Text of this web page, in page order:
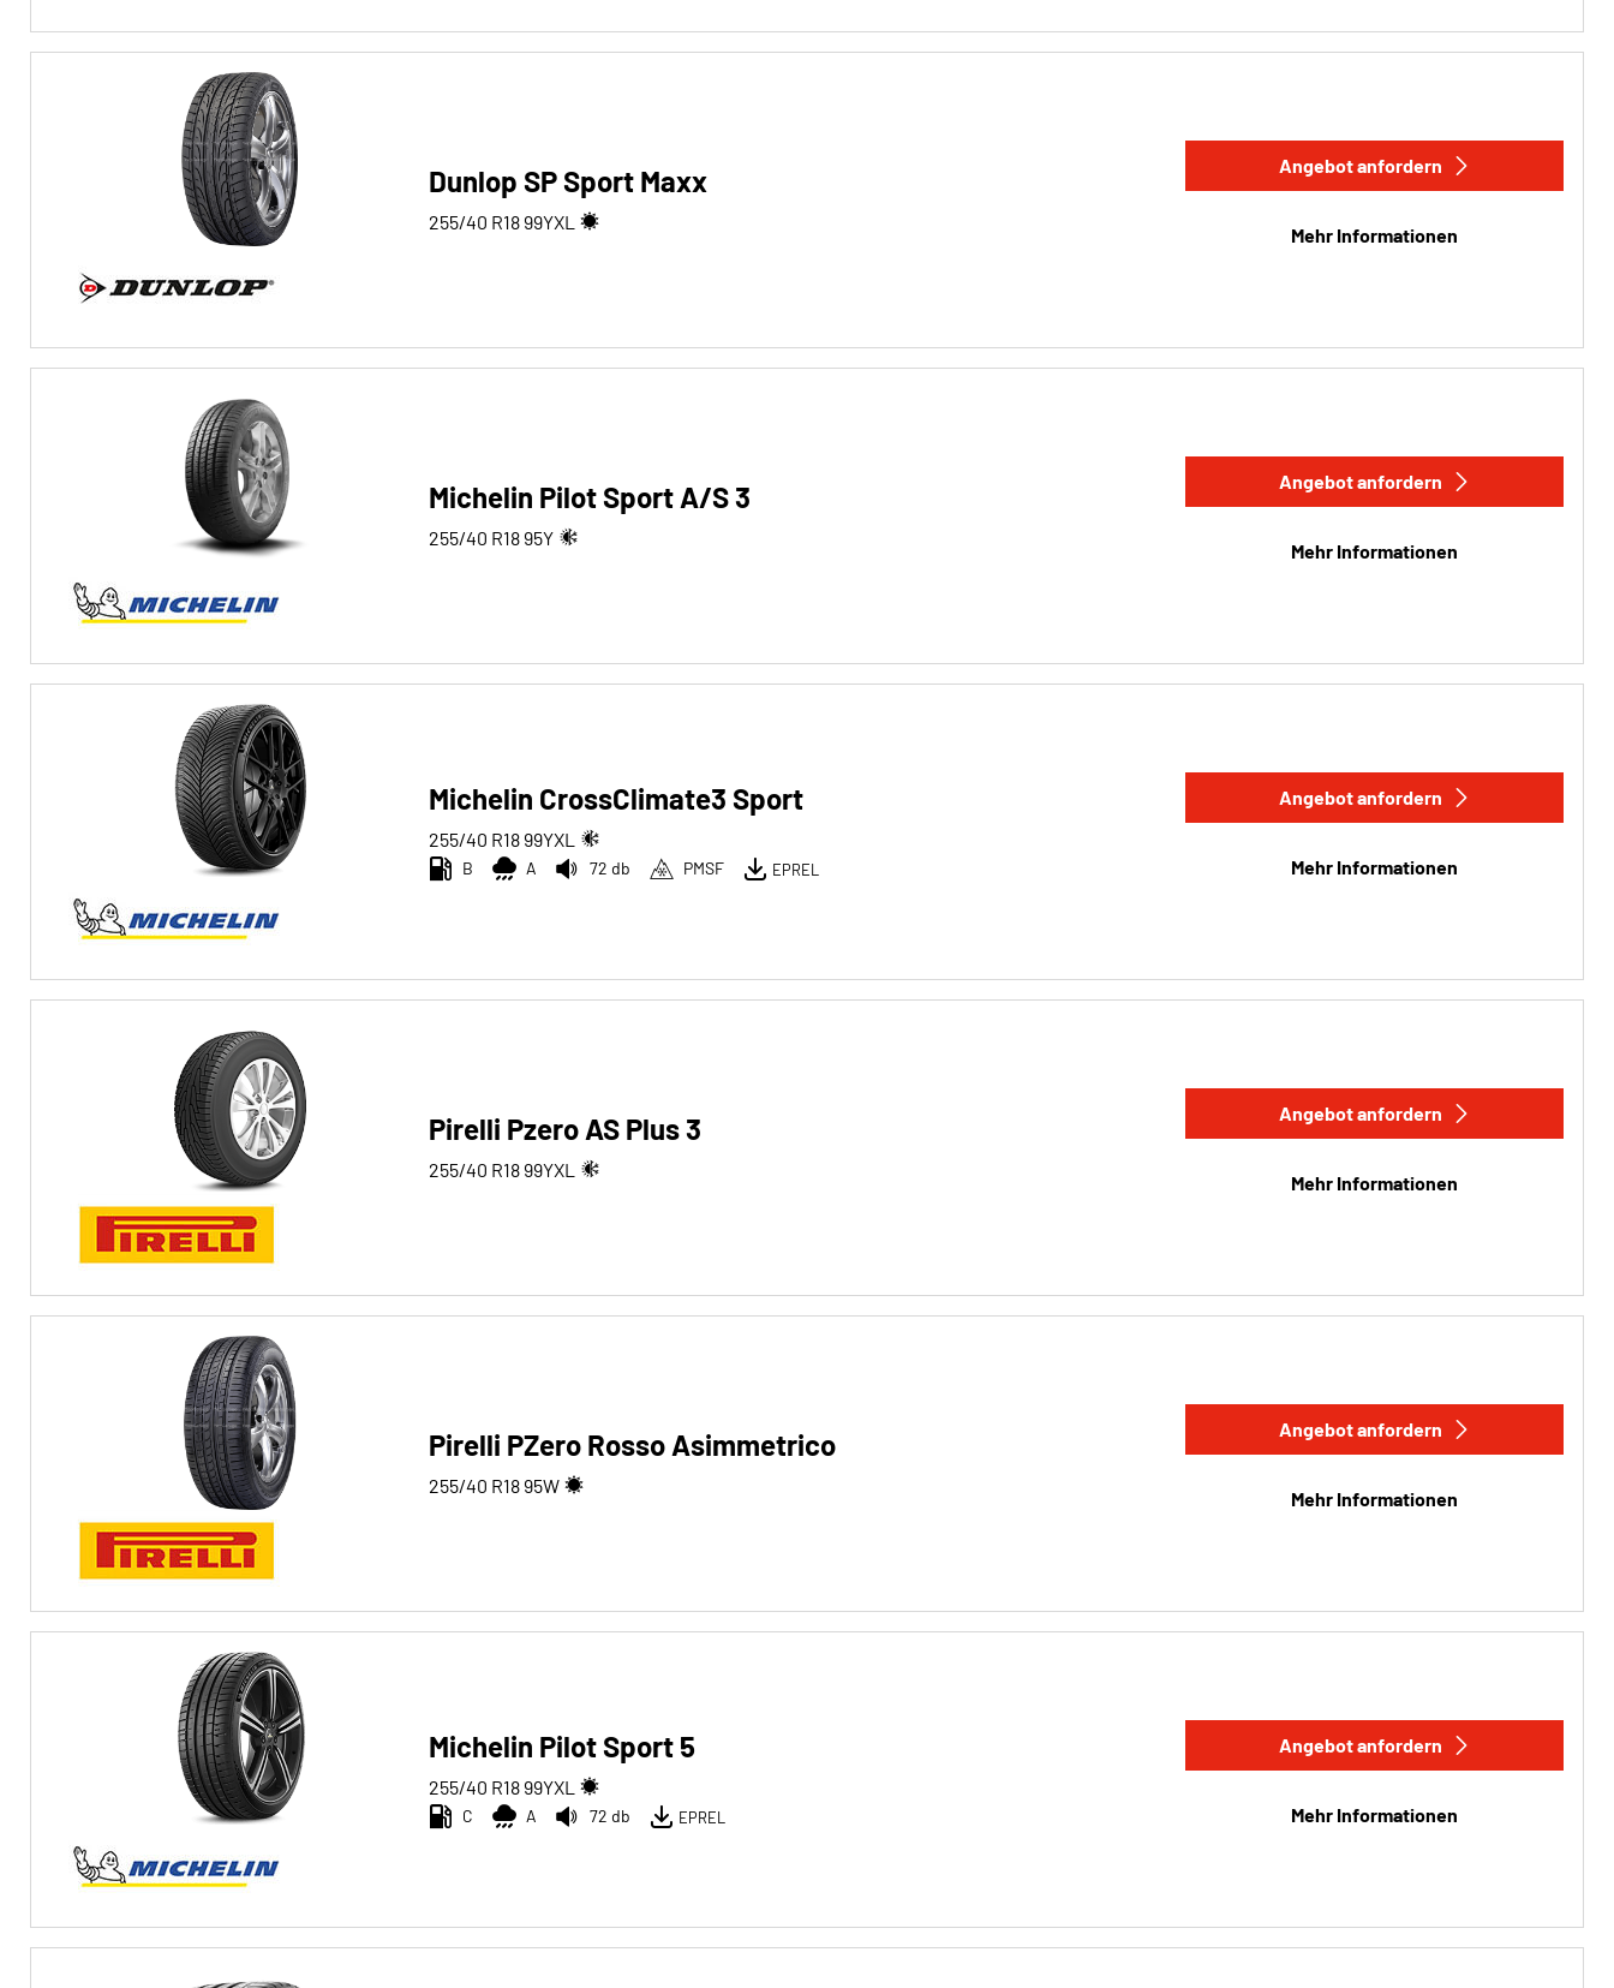
Dunlop SP Sport Maxx
255/40 R18 99YXL
Angebot anfordern
Mehr Informationen
Michelin Pilot Sport A/S 3
255/40 R18 95Y
Angebot anfordern
Mehr Informationen
Michelin CrossClimate3 Sport
255/40 R18 99YXL
B A 72 db PMSF EPREL
Angebot anfordern
Mehr Informationen
Pirelli Pzero AS Plus 3
255/40 R18 99YXL
Angebot anfordern
Mehr Informationen
Pirelli PZero Rosso Asimmetrico
255/40 R18 95W
Angebot anfordern
Mehr Informationen
Michelin Pilot Sport 5
255/40 R18 99YXL
C A 72 db EPREL
Angebot anfordern
Mehr Informationen